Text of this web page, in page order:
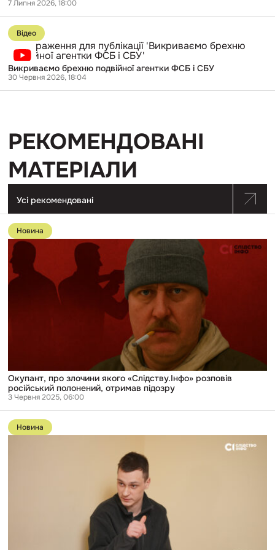
та
бізнес
РФ
під
час
вторгнення
7 Липня 2026, 18:00
Перейти
до
публікації
Викриваємо
брехню
подвійної
агентки
ФСБ
Відео
Викриваємо брехню подвійної агентки ФСБ і СБУ
30 Червня 2026, 18:04
РЕКОМЕНДОВАНІ
МАТЕРІАЛИ
Усі рекомендовані
Перейти
до
публікації
Окупант,
про
злочини
якого
«Слідству.Інфо»
Новина
Окупант, про злочини якого «Слідству.Інфо» розповів
російський полонений, отримав підозру
3 Червня 2025, 06:00
Перейти
до
публікації
Новина